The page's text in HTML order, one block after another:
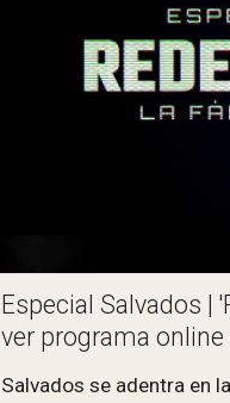
Especial Salvados |
ver programa online
Salvados se adentra en